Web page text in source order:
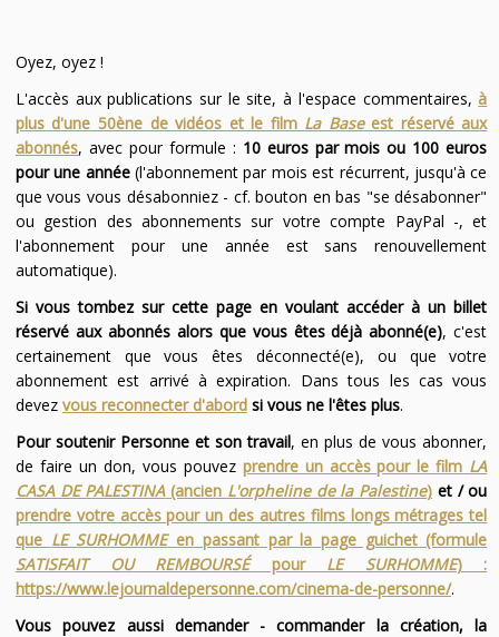
Oyez, oyez !
L'accès aux publications sur le site, à l'espace commentaires,à
plus d'une 50ène de vidéos et le film La Baseest réservé aux
abonnés, avec pour formule : 10 euros par mois ou 100 euros
pour une année(l'abonnement par mois est récurrent, jusqu'à ce
que vous vous désabonniez - cf. bouton en bas "se désabonner"
ou gestion des abonnements sur votre compte PayPal -, et
l'abonnement pour une année est sans renouvellement
automatique).
Si vous tombez sur cette page en voulant accéder à un billet
réservé aux abonnés alors que vous êtes déjà abonné(e), c'est
certainement que vous êtes déconnecté(e), ou que votre
abonnement est arrivé à expiration. Dans tous les cas vous
devez vous reconnecter d'abordsi vous ne l'êtes plus.
Pour soutenir Personne et son travail, en plus de vous abonner,
de faire un don, vous pouvez prendre un accès pour le film LA
CASA DE PALESTINA(ancien L'orpheline de la Palestine) et / ou
prendre votre accès pour un des autres films longs métrages tel
que LE SURHOMMEen passant par la page guichet (formule
SATISFAIT OU REMBOURSÉpour LE SURHOMME) :
https://www.lejournaldepersonne.com/cinema-de-personne/.
Vous pouvez aussi demander - commander la création, la